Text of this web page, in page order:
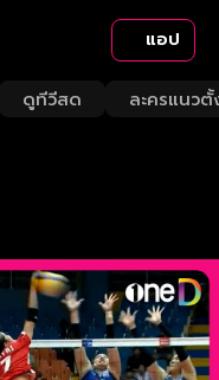
แอป
ดูทีวีสด ละครแนวตั้